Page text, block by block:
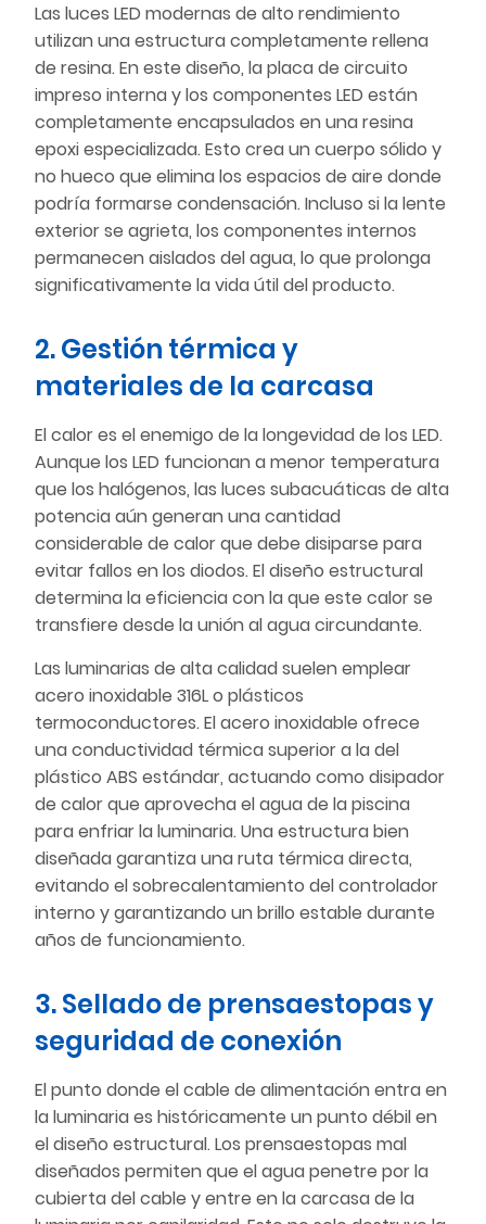
Las luces LED modernas de alto rendimiento
utilizan una estructura completamente rellena
de resina. En este diseño, la placa de circuito
impreso interna y los componentes LED están
completamente encapsulados en una resina
epoxi especializada. Esto crea un cuerpo sólido y
no hueco que elimina los espacios de aire donde
podría formarse condensación. Incluso si la lente
exterior se agrieta, los componentes internos
permanecen aislados del agua, lo que prolonga
significativamente la vida útil del producto.
2. Gestión térmica y
materiales de la carcasa
El calor es el enemigo de la longevidad de los LED.
Aunque los LED funcionan a menor temperatura
que los halógenos, las luces subacuáticas de alta
potencia aún generan una cantidad
considerable de calor que debe disiparse para
evitar fallos en los diodos. El diseño estructural
determina la eficiencia con la que este calor se
transfiere desde la unión al agua circundante.
Las luminarias de alta calidad suelen emplear
acero inoxidable 316L o plásticos
termoconductores. El acero inoxidable ofrece
una conductividad térmica superior a la del
plástico ABS estándar, actuando como disipador
de calor que aprovecha el agua de la piscina
para enfriar la luminaria. Una estructura bien
diseñada garantiza una ruta térmica directa,
evitando el sobrecalentamiento del controlador
interno y garantizando un brillo estable durante
años de funcionamiento.
3. Sellado de prensaestopas y
seguridad de conexión
El punto donde el cable de alimentación entra en
la luminaria es históricamente un punto débil en
el diseño estructural. Los prensaestopas mal
diseñados permiten que el agua penetre por la
cubierta del cable y entre en la carcasa de la